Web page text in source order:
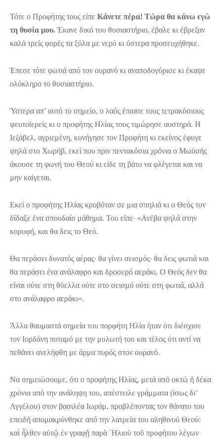
Τότε ο Προφήτης τους είπε Κάνετε πέρα! Τώρα θα κάνω εγώ
τη θυσία μου.Έκανε δικό του θυσιαστήριο, έβαλε κι έβρεξαν
καλά τρείς φορές τα ξύλα με νερό κι ύστερα προσευχήθηκε.
Έπεσε τότε φωτιά από τον ουρανό κι αναποδογύρισε κι έκαψε
ολόκληρο το θυσιαστήριο.
Ύστερα απ’ αυτό το σημείο, ο λαός έπιασε τους τετρακόσιους
ψευτοϊερείς κι ο προφήτης Ηλίας τους τιμώρησε αυστηρά. Η
Ιεζάβελ, αγριεμένη, κυνήγησε τον Προφήτη κι εκείνος έφυγε
ψηλά στο Χωρήβ, εκεί που πριν πεντακόσια χρόνια ο Μωϋσής
άκουσε τη φωνή του Θεού κι είδε τη βάτο να φλέγεται και να
μην καίγεται.
Εκεί ο προφήτης Ηλίας κρυβόταν σε μια σπηλιά κι ο Θεός τον
δίδαξε ένα σπουδαίο μάθημα. Του είπε· «Ανέβα ψηλά στην
κορυφή, και θα δεις το Θεό.
Θα περάσει δυνατός αέρας· θα γίνει σεισμός· θα δεις φωτιά και
θα περάσει ένα ανάλαφρο και δροσερό αεράκι. Ο Θεός δεν θα
είναι ούτε στη θύελλα ούτε στο σεισμό ούτε στη φωτιά, αλλά
στο ανάλαφρο αεράκι».
Άλλα θαυμαστά σημεία του πορφήτη Ηλία ήταν ότι διέσχισε
τον Ιορδάνη ποταμό με την μυλωτή του και τέλος ότι αντί να
πεθάνει ανελήφθη με άρμα πυρός στον ουρανό.
Να σημειώσουμε, ότι ο προφήτης Ηλίας, μετά από οκτώ ή δέκα
χρόνια από την ανάληψη του, απέστειλε γράμματα (ίσως δι’
Αγγέλου) στον βασιλέα Iωράμ, προβλέποντας τον θάνατο του
επειδή απομακρύνθηκε από την λατρεία του αληθινού Θεού:
καὶ ἦλθεν αὐτῷ ἐν γραφῇ παρὰ ᾿Ηλιοὺ τοῦ προφήτου λέγων